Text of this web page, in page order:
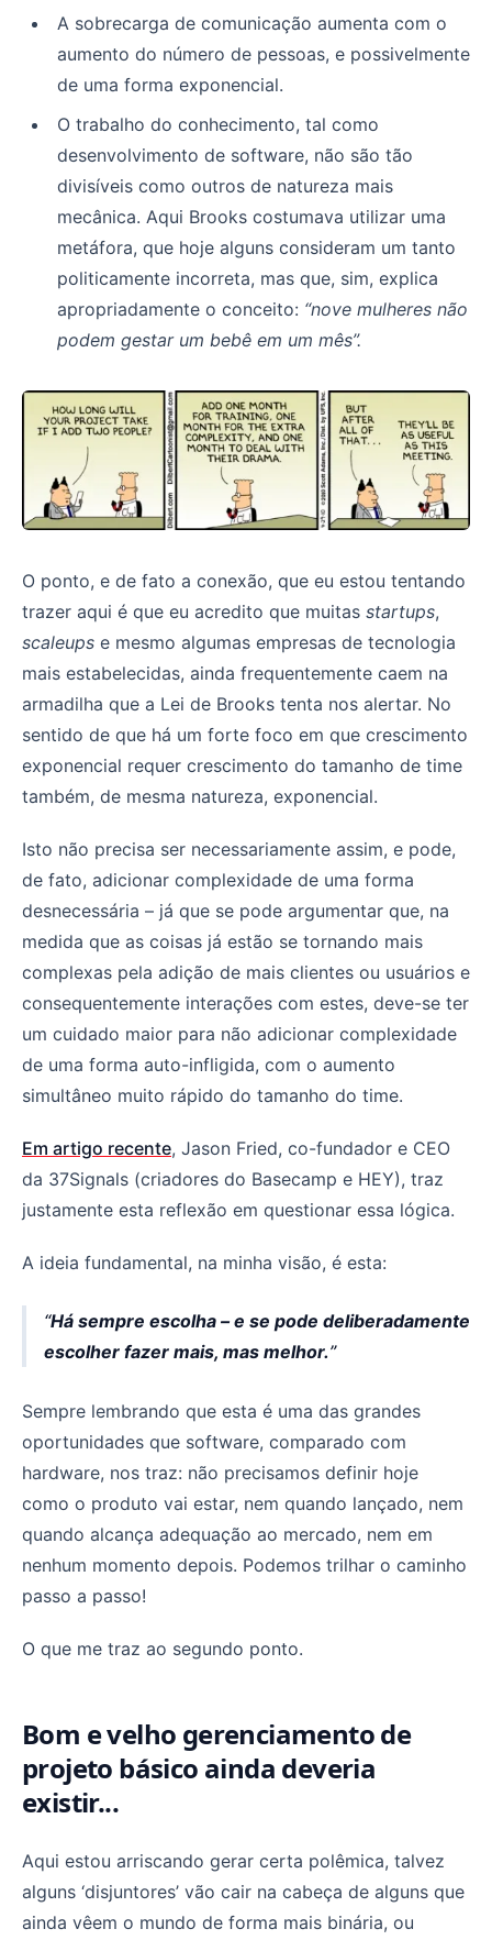
A sobrecarga de comunicação aumenta com o
aumento do número de pessoas, e possivelmente
de uma forma exponencial.
O trabalho do conhecimento, tal como
desenvolvimento de software, não são tão
divisíveis como outros de natureza mais
mecânica. Aqui Brooks costumava utilizar uma
metáfora, que hoje alguns consideram um tanto
politicamente incorreta, mas que, sim, explica
apropriadamente o conceito: “nove mulheres não
podem gestar um bebê em um mês”.
O ponto, e de fato a conexão, que eu estou tentando
trazer aqui é que eu acredito que muitas startups,
scaleups e mesmo algumas empresas de tecnologia
mais estabelecidas, ainda frequentemente caem na
armadilha que a Lei de Brooks tenta nos alertar. No
sentido de que há um forte foco em que crescimento
exponencial requer crescimento do tamanho de time
também, de mesma natureza, exponencial.
Isto não precisa ser necessariamente assim, e pode,
de fato, adicionar complexidade de uma forma
desnecessária – já que se pode argumentar que, na
medida que as coisas já estão se tornando mais
complexas pela adição de mais clientes ou usuários e
consequentemente interações com estes, deve-se ter
um cuidado maior para não adicionar complexidade
de uma forma auto-infligida, com o aumento
simultâneo muito rápido do tamanho do time.
Em artigo recente, Jason Fried, co-fundador e CEO
da 37Signals (criadores do Basecamp e HEY), traz
justamente esta reflexão em questionar essa lógica.
A ideia fundamental, na minha visão, é esta:
Há sempre escolha – e se pode deliberadamente
escolher fazer mais, mas melhor.
Sempre lembrando que esta é uma das grandes
oportunidades que software, comparado com
hardware, nos traz: não precisamos definir hoje
como o produto vai estar, nem quando lançado, nem
quando alcança adequação ao mercado, nem em
nenhum momento depois. Podemos trilhar o caminho
passo a passo!
O que me traz ao segundo ponto.
Bom e velho gerenciamento de
projeto básico ainda deveria
existir...
Aqui estou arriscando gerar certa polêmica, talvez
alguns ‘disjuntores’ vão cair na cabeça de alguns que
ainda vêem o mundo de forma mais binária, ou